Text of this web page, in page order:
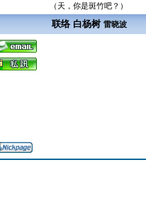
（天，你是斑竹吧？）
联络 白杨树 雷晓波